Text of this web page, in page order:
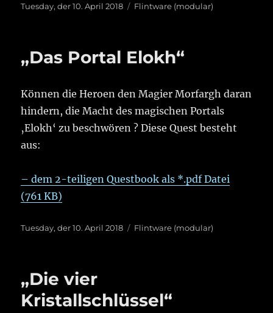
Veröffentlicht
Tuesday, der 10. April 2018 Kategorien
Flintware (modular)
„Das Portal Elokh“
Können die Heroen den Magier Morfargh daran
hindern, die Macht des magischen Portals
‚Elokh‘ zu beschwören ? Diese Quest besteht
aus:
– dem 2-teiligen Questbook als *.pdf Datei
(761 KB)
Veröffentlicht
Tuesday, der 10. April 2018 Kategorien
Flintware (modular)
„Die vier
Kristallschlüssel“